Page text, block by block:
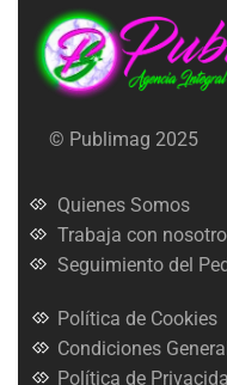
© Publimag 2025
Quienes Somos
Trabaja con
Seguimiento del
Política de Cookies
Condiciones
Política de